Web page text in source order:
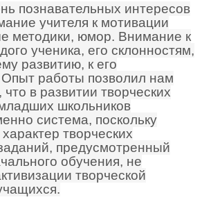
познавательных интересов
учителя к мотивации
методики, юмор. Внимание к
ученика, его склонностям,
развитию, к его
работы позволил нам
в развитии творческих
школьников
система, поскольку
творческих
предусмотренный
обучения, не
творческой